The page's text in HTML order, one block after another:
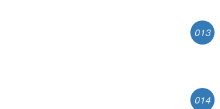
013
014